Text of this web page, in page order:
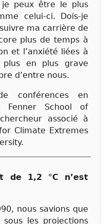
peux être le plus
celui-ci. Dois-je
ma carrière de
plus de temps à
et l’anxiété liées à
en plus grave
d’entre nous.
conférences en
School of
associé à
Climate Extremes
de 1,2 °C n’est
nous savions que
les projections